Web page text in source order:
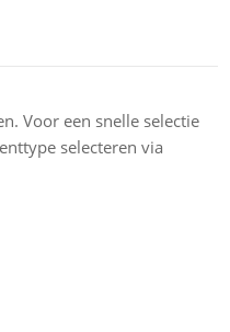
Voor een snelle selectie
selecteren via